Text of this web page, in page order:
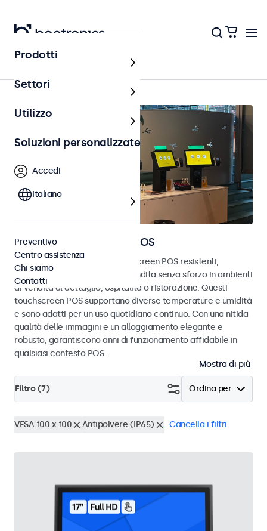
Home
Monitor e touchscreen POS
Scopri i nostri monitor e touchscreen POS resistenti,
progettati per transazioni di vendita senza sforzo in ambienti
di vendita al dettaglio, ospitalità o ristorazione. Questi
touchscreen POS supportano diverse temperature e umidità
e sono adatti per un uso quotidiano continuo. Con una nitida
qualità delle immagini e un alloggiamento elegante e
robusto, garantiscono anni di funzionamento affidabile in
qualsiasi contesto POS.
Mostra di più
Ordina per:
Filtro (7)
VESA 100 x 100 Antipolvere (IP65) Cancella i filtri
Prodotti
Settori
Utilizzo
Soluzioni personalizzate
Accedi
Italiano
Preventivo
Centro assistenza
Chi siamo
Contatti